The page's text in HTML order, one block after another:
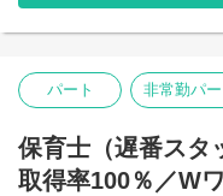
定員 ：18名（0歳-6名
保育時間：月～金曜日
【主な仕事内容】
・開園準備…登園前の園
・昼食準備・昼食…食事
・お昼寝…ねかしつけ、見
・降園…お迎えにきた保
パート 非常勤パー
保育士（遅番スタ
取得率100％／W